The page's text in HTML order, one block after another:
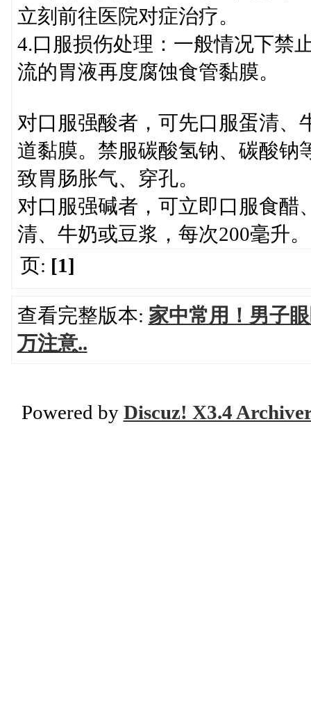
立刻前往医院对症治疗。
4.口服损伤处理：一般情况下禁
流的胃液再度腐蚀食管黏膜。
对口服强酸者，可先口服蛋清、
道黏膜。禁服碳酸氢钠、碳酸钠
致胃肠胀气、穿孔。
对口服强碱者，可立即口服食醋
清、牛奶或豆浆，每次200毫升。
页: [1]
查看完整版本: 家中常用！男子
万注意..
Powered by Discuz! X3.4